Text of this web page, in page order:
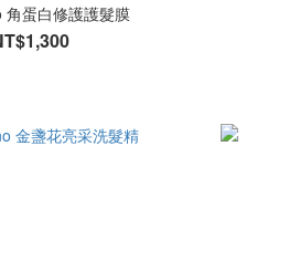
角蛋白修護護髮膜